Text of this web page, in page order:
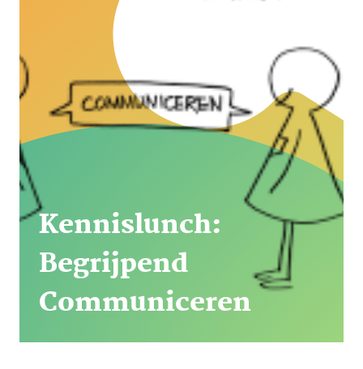
Kennislunch:
Begrijpend
Communiceren